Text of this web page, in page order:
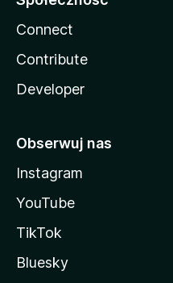
Connect
Contribute
Developer
Obserwuj nas
Instagram
YouTube
TikTok
Bluesky